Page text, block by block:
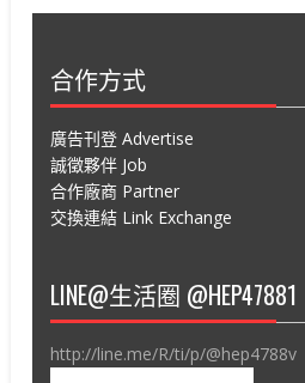
合作方式
廣告刊登 Advertise
誠徵夥伴 Job
合作廠商 Partner
交換連結 Link Exchange
LINE@生活圈 @HEP47881
http://line.me/R/ti/p/@hep4788v